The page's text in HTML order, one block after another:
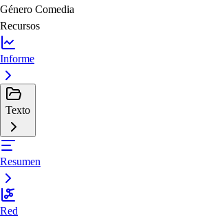
Género Comedia
Recursos
Informe
Texto
Resumen
Red